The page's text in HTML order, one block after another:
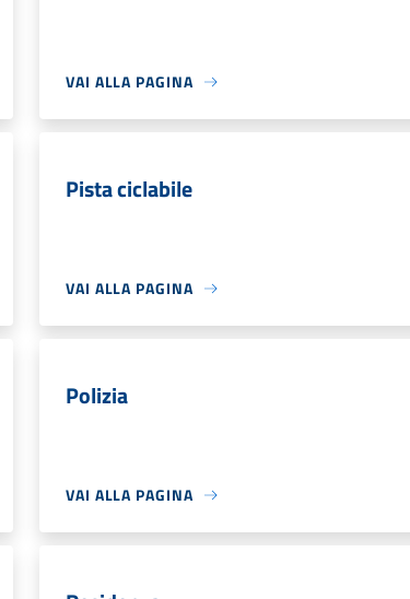
VAI ALLA PAGINA
Pista ciclabile
VAI ALLA PAGINA
Polizia
VAI ALLA PAGINA